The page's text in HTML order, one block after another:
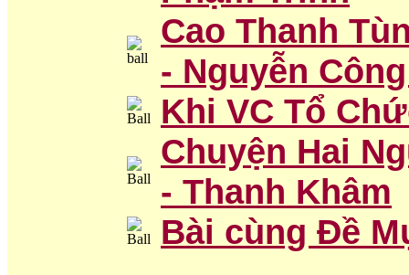
Cao Thanh
- Nguyễn
Khi VC Tổ
Chuyện Hai
- Thanh Khâm
Bài cùng Đề